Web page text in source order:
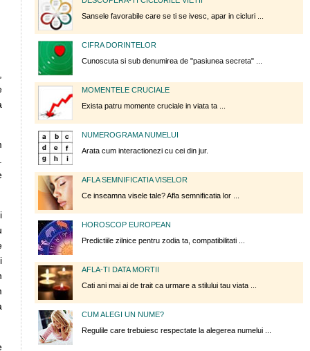
Sansele favorabile care se ti se ivesc, apar in cicluri ...
CIFRA DORINTELOR
Cunoscuta si sub denumirea de "pasiunea secreta" ...
MOMENTELE CRUCIALE
Exista patru momente cruciale in viata ta ...
NUMEROGRAMA NUMELUI
Arata cum interactionezi cu cei din jur.
AFLA SEMNIFICATIA VISELOR
Ce inseamna visele tale? Afla semnificatia lor ...
HOROSCOP EUROPEAN
Predictiile zilnice pentru zodia ta, compatibilitati ...
AFLA-TI DATA MORTII
Cati ani mai ai de trait ca urmare a stilului tau viata ...
CUM ALEGI UN NUME?
Regulile care trebuiesc respectate la alegerea numelui ...